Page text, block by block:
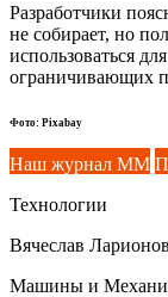
Разработчики
не собирает, но
использоваться
ограничивающих
Фото: Pixabay
Наш журнал ММ
Технологии
Вячеслав Ларионов
Машины и